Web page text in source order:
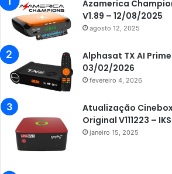
Azamerica
Azamerica Beats
Azamerica Champions
Azamerica Champions
Azamerica Extremo
Azamerica F92 Plus
Azamerica Gold
Azamerica
V1.89 – 12/08/2025
agosto 12, 2025
Alphasat TX AI
03/02/2026
fevereiro 4, 2026
Atualização
Original V111223 –
janeiro 15, 2025